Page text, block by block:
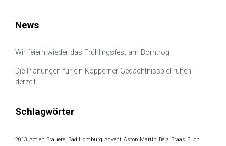
News
Wir feiern wieder das Frühlingsfest am Borntrog
Die Planungen für ein Köpperner-Gedächtnisspiel ruhen
derzeit.
Schlagwörter
2013 Actien Brauerei Bad Homburg Advent Aston Martin Beiz Braas Buch